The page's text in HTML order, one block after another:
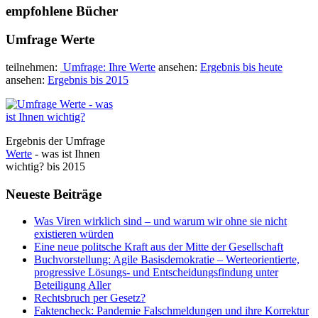
empfohlene Bücher
Umfrage Werte
teilnehmen: Umfrage: Ihre Werte ansehen: Ergebnis bis heute
ansehen: Ergebnis bis 2015
Ergebnis der Umfrage
Werte - was ist Ihnen
wichtig? bis 2015
Neueste Beiträge
Was Viren wirklich sind – und warum wir ohne sie nicht
existieren würden
Eine neue politsche Kraft aus der Mitte der Gesellschaft
Buchvorstellung: Agile Basisdemokratie – Werteorientierte,
progressive Lösungs- und Entscheidungsfindung unter
Beteiligung Aller
Rechtsbruch per Gesetz?
Faktencheck: Pandemie Falschmeldungen und ihre Korrektur